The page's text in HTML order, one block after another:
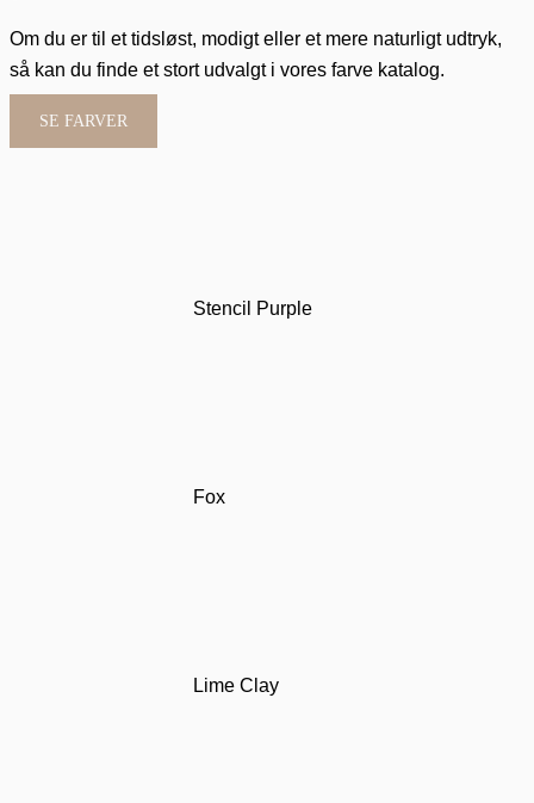
Om du er til et tidsløst, modigt eller et mere naturligt udtryk,
så kan du finde et stort udvalgt i vores farve katalog.
SE FARVER
Stencil Purple
Fox
Lime Clay